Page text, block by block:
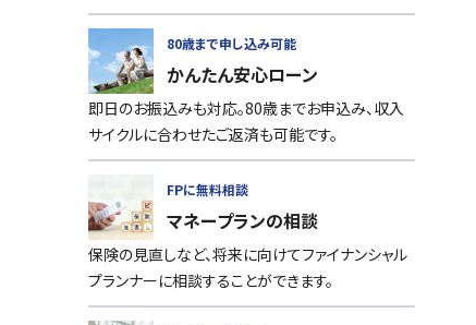
即日のお振込みも対応。80歳までお申込み、収入
サイクルに合わせたご返済も可能です。
80歳まで申し込み可能
かんたん安心ローン
保険の見直しなど、将来に向けてファイナンシャル
プランナーに相談することができます。
FPに無料相談
マネープランの相談